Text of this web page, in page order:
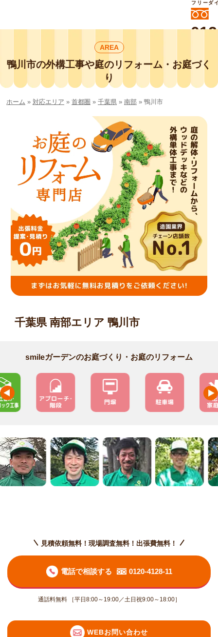
外構工事や庭リフォームは庭づくり業界
No.1チェーン店の
smileガーデンプチ庭づくり事業部にお
任せください！
フリーダ
AREA
鴨川市の外構工事や庭のリフォーム・お庭づく
り
ホーム » 対応エリア » 首都圏 » 千葉県 » 南部 » 鴨川市
千葉県 南部エリア 鴨川市
smileガーデンのお庭づくり・お庭のリフォーム
見積依頼無料！現場調査無料！出張費無料！
電話で相談する 0120-4128-11
通話料無料 ［平日8:00～19:00／土日祝9:00～18:00］
WEBお問い合わせ